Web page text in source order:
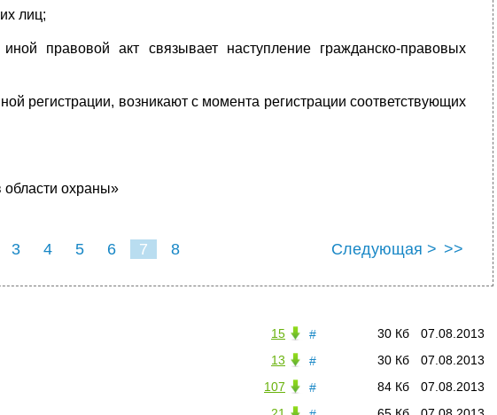
лиц;
правовой акт связывает наступление гражданско-правовых
регистрации, возникают с момента регистрации соответствующих
области охраны»
3 4 5 6 7 8 Следующая > >>
# 07.08.2013
30 Кб
15
#
07.08.2013
30 Кб
13
#
07.08.2013
84 Кб
107